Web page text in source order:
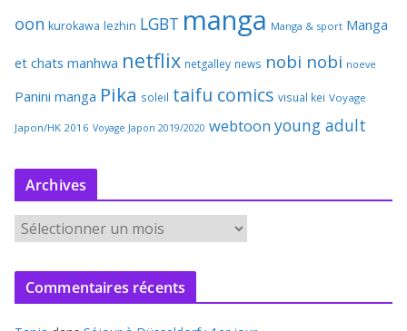
oon kurokawa lezhin LGBT manga Manga & sport Manga
et chats manhwa netflix netgalley news nobi nobi noeve
Panini manga Pika soleil taifu comics visual kei Voyage
Japon/HK 2016 Voyage Japon 2019/2020 webtoon young adult
Archives
r
c
Commentaires récents